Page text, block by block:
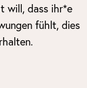
will, dass ihr*e
fühlt, dies